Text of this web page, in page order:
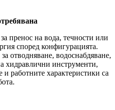
пренос на вода, течности или
според конфигурацията.
отводняване, водоснабдяване,
хидравлични инструменти,
и работните характеристики са